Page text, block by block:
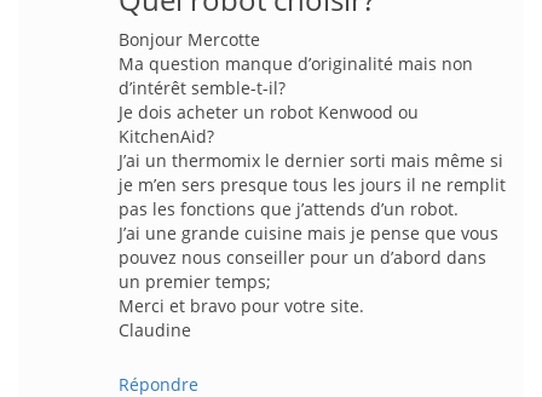
Bonjour Mercotte
Ma question manque d’originalité mais non
d’intérêt semble-t-il?
Je dois acheter un robot Kenwood ou
KitchenAid?
J’ai un thermomix le dernier sorti mais même si
je m’en sers presque tous les jours il ne remplit
pas les fonctions que j’attends d’un robot.
J’ai une grande cuisine mais je pense que vous
pouvez nous conseiller pour un d’abord dans
un premier temps;
Merci et bravo pour votre site.
Claudine
Répondre